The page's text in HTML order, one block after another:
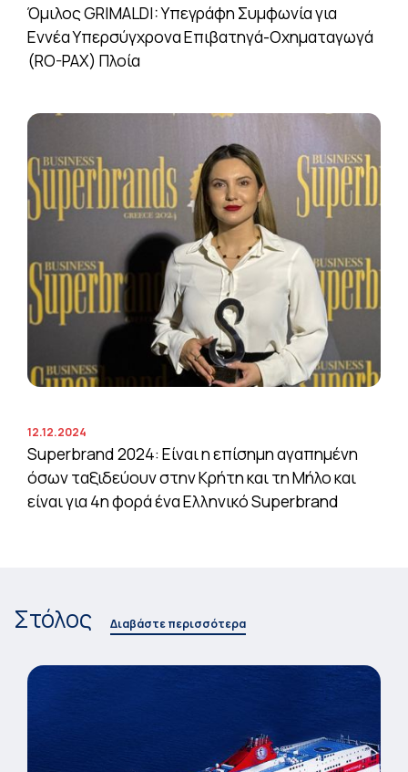
Όμιλος GRIMALDI: Υπεγράφη Συμφωνία για
Εννέα Υπερσύγχρονα Επιβατηγά-Οχηματαγωγά
(RO-PAX) Πλοία
12.12.2024
Superbrand 2024: Είναι η επίσημη αγαπημένη
όσων ταξιδεύουν στην Κρήτη και τη Μήλο και
είναι για 4η φορά ένα Ελληνικό Superbrand
Στόλος Διαβάστε περισσότερα